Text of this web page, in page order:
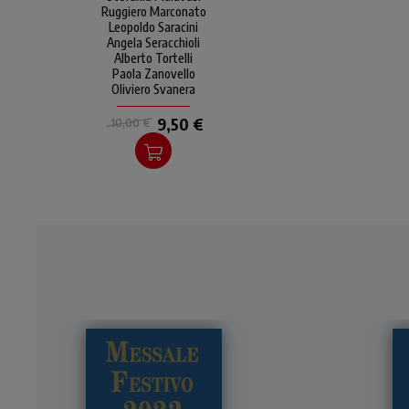
per congiungersi al divino
che è dentro di lui.
Ruggiero Marconato
Leopoldo Saracini
Angela Seracchioli
Alberto Tortelli
Paola Zanovello
Oliviero Svanera
10,00 € 9,50 €